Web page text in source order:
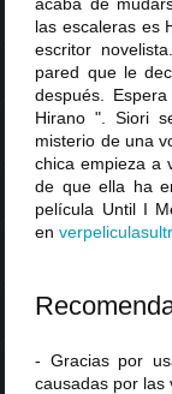
las escaleras es
escritor
pared que le
después.
Hirano ". Siori
misterio de una
chica empieza a
de que ella ha
película Until I
en
- Gracias por
causadas por las